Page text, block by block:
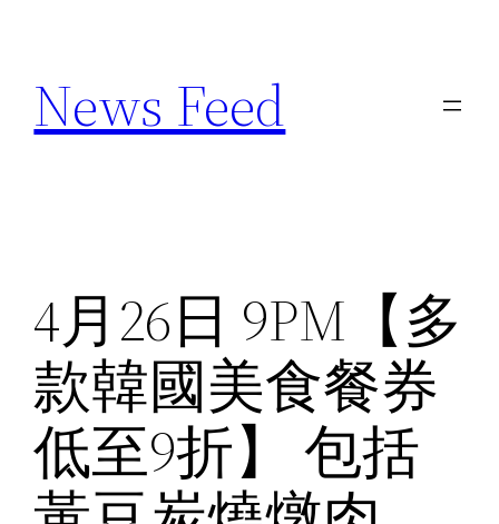
content
News Feed
4月26日 9PM【多
款韓國美食餐券
低至9折】 包括